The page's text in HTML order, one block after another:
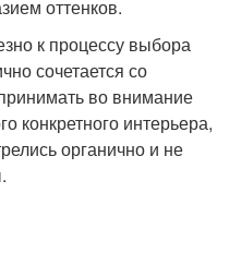
оттенков.
к процессу выбора
сочетается со
во внимание
конкретного интерьера,
органично и не